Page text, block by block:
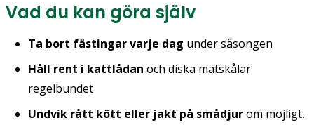
Vad du kan göra själv
Ta bort fästingar varje dag under säsongen
Håll rent i kattlådan och diska matskålar
regelbundet
Undvik rått kött eller jakt på smådjurom möjligt,